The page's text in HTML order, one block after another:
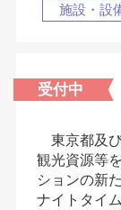
施設・設
受付中
東京都及
観光資源等
ションの新
ナイトタイ